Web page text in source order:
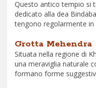
Questo antico tempio si
dedicato alla dea
tengono regolarmente
Grotta Mehendra
Situata nella regione di
una meraviglia naturale
formano forme